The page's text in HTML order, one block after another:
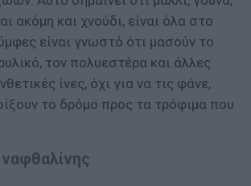
ακόμη και χνούδι, είναι όλα στο
είναι γνωστό ότι μασούν το
τον πολυεστέρα και άλλες
ίνες, όχι για να τις φάνε,
το δρόμο προς τα τρόφιμα που